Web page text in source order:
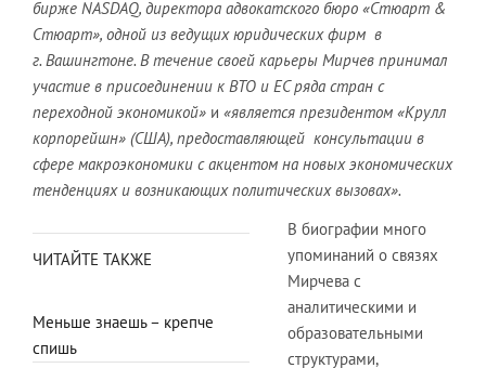
бирже NASDAQ, директора адвокатского бюро «Стюарт &
Стюарт», одной из ведущих юридических фирм в
г. Вашингтоне. В течение своей карьеры Мирчев принимал
участие в присоединении к ВТО и ЕС ряда стран с
переходной экономикой» и «является президентом «Крулл
корпорейшн» (США), предоставляющей консультации в
сфере макроэкономики с акцентом на новых экономических
тенденциях и возникающих политических вызовах».
ЧИТАЙТЕ ТАКЖЕ
Меньше знаешь – крепче
спишь
В биографии много
упоминаний о связях
Мирчева с
аналитическими и
образовательными
структурами,